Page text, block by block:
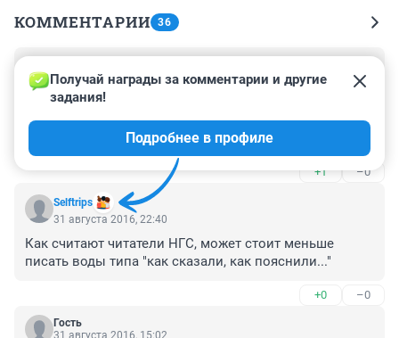
КОММЕНТАРИИ 36
2 сентября 2016, 13:03
24 августа моей жене сделали похожую операцию.
Тоже тройная, и тоже с заменой аортального клапана
на легочную артерию. Продолжительность - 5 часов 20
минут. Оперировал сам директор института
Караськов А.М. Операция прошла успешно! Квоту
ждали всего 20 дней. Низкий Вам поклон, люди,
дарящие жизнь!!!!
+1 –0
Selftrips
Получай награды за комментарии и другие
задания!
Подробнее в профиле
31 августа 2016, 22:40
Как считают читатели НГС, может стоит меньше
писать воды типа "как сказали, как пояснили..."
+0 –0
Гость
31 августа 2016, 15:02